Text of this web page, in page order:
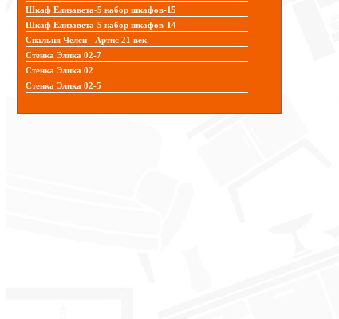
Шкаф Елизавета-5 набор шкафов-15
Шкаф Елизавета-5 набор шкафов-14
Спальня Челси - Артис 21 век
Стенка Элика 02-7
Стенка Элика 02
Стенка Элика 02-5